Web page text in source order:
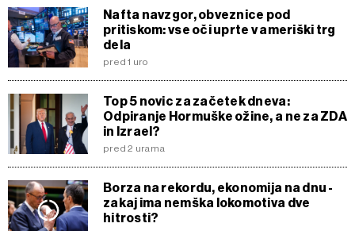
Nafta navzgor, obveznice pod
pritiskom: vse oči uprte v ameriški trg
dela
pred 1 uro
Top 5 novic za začetek dneva:
Odpiranje Hormuške ožine, a ne za ZDA
in Izrael?
pred 2 urama
Borza na rekordu, ekonomija na dnu -
zakaj ima nemška lokomotiva dve
hitrosti?